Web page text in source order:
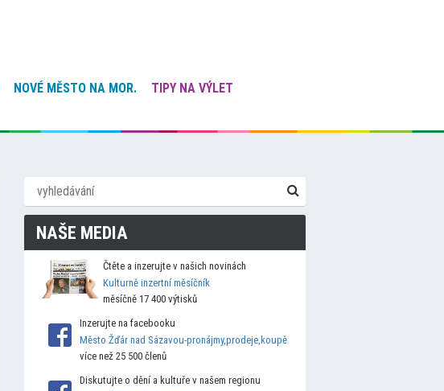
NOVÉ MĚSTO NA MOR.
TIPY NA VÝLET
NAŠE MEDIA
Čtěte a inzerujte v našich novinách
Kulturně inzertní měsíčník
měsíčně 17 400 výtisků
Inzerujte na facebooku
Město Žďár nad Sázavou-pronájmy,prodeje,koupě
více než 25 500 členů
Diskutujte o dění a kultuře v našem regionu